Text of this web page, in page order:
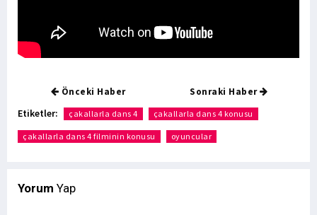
Önceki Haber Sonraki Haber
Etiketler: çakallarla dans 4 çakallarla dans 4 konusu
çakallarla dans 4 filminin konusu oyuncular
Yorum Yap